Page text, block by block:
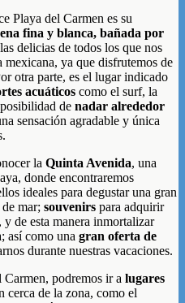
Playa del Carmen es su
fina y blanca, bañada por
delicias de todos los que nos
mexicana, ya que disfrutemos de
otra parte, es el lugar indicado
acuáticos como el surf, la
de nadar alrededor
sensación agradable y única
la Quinta Avenida, una
donde encontraremos
ideales para degustar una gran
mar; souvenirs para adquirir
de esta manera inmortalizar
así como una gran oferta de
durante nuestras vacaciones.
podremos ir a lugares
cerca de la zona, como el